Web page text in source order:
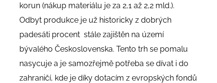
korun (nákup materiálu je za 2,1 až 2,2 mld.).
Odbyt produkce je už historicky z dobrých
padesáti procent stále zajištěn na území
bývalého Československa. Tento trh se pomalu
nasycuje a je samozřejmě potřeba se dívat i do
zahraničí, kde je díky dotacím z evropských fondů